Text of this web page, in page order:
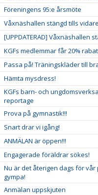
Föreningens 95:e årsmöte
Våxnäshallen stängd tills vidare
[UPPDATERAD] Våxnäshallen
KGFs medlemmar får 20%
Passa på! Träningskläder till
Hämta mysdress!
KGFs barn- och
reportage
Prova på gymnastik!!!
Snart drar vi igång!
ANMÄLAN är öppen!!!
Engagerade föräldrar sökes!
Nu är det återigen dags för
gympa!
Anmälan uppskjuten